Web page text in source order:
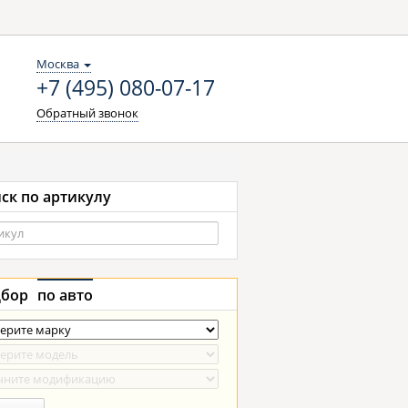
Москва
+7 (495) 080-07-17
Обратный звонок
по артикулу
по авто